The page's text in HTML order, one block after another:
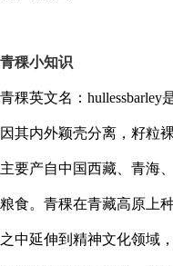
青稞小知识
青稞英文名：hullessbarley
因其内外颖壳分离， 籽粒
主要产自中国西藏 青海
粮食。青稞在青藏高原 上
之中延伸到精神文化领域